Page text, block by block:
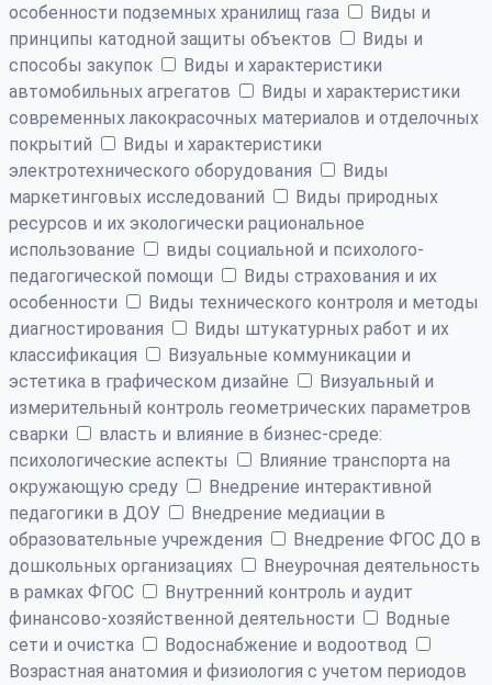
особенности подземных хранилищ газа
Виды и
принципы катодной защиты объектов
Виды и
способы закупок
Виды и характеристики
автомобильных агрегатов
Виды и характеристики
современных лакокрасочных материалов и отделочных
покрытий
Виды и характеристики
электротехнического оборудования
Виды
маркетинговых исследований
Виды природных
ресурсов и их экологически рациональное
использование
виды социальной и психолого-
педагогической помощи
Виды страхования и их
особенности
Виды технического контроля и методы
диагностирования
Виды штукатурных работ и их
классификация
Визуальные коммуникации и
эстетика в графическом дизайне
Визуальный и
измерительный контроль геометрических параметров
сварки
власть и влияние в бизнес-среде:
психологические аспекты
Влияние транспорта на
окружающую среду
Внедрение интерактивной
педагогики в ДОУ
Внедрение медиации в
образовательные учреждения
Внедрение ФГОС ДО в
дошкольных организациях
Внеурочная деятельность
в рамках ФГОС
Внутренний контроль и аудит
финансово-хозяйственной деятельности
Водные
сети и очистка
Водоснабжение и водоотвод
Возрастная анатомия и физиология с учетом периодов